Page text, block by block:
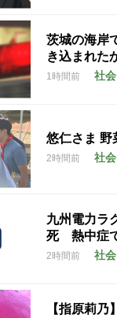
茨城の海岸
き込まれた
1時間前 社会
悠仁さま 野
2時間前 社会
九州電力ラ
死 熱中症
2時間前 社会
【指原莉